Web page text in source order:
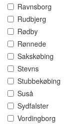
Ravnsborg
Rudbjerg
Rødby
Rønnede
Sakskøbing
Stevns
Stubbekøbing
Suså
Sydfalster
Vordingborg